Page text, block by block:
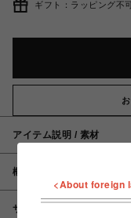
ギフト：ラッピング不
アイテム説明 / 素材
概要
サイズ
<About foreign